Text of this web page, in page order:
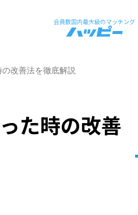
改善法を徹底解説
た時の改善